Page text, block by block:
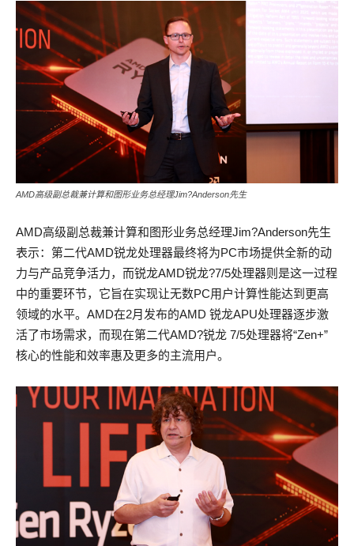
AMD高级副总裁兼计算和图形业务总经理Jim?Anderson先生
AMD高级副总裁兼计算和图形业务总经理Jim?Anderson先生
表示：第二代AMD锐龙处理器最终将为PC市场提供全新的动
力与产品竞争活力，而锐龙AMD锐龙?7/5处理器则是这一过程
中的重要环节，它旨在实现让无数PC用户计算性能达到更高
领域的水平。AMD在2月发布的AMD 锐龙APU处理器逐步激
活了市场需求，而现在第二代AMD?锐龙 7/5处理器将“Zen+”
核心的性能和效率惠及更多的主流用户。